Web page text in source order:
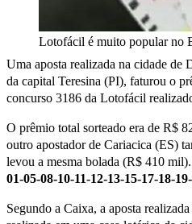
Lotofácil é muito popular no
Uma aposta realizada na cidade
da capital Teresina (PI), faturou o
concurso 3186 da Lotofácil
O prêmio total sorteado era de R$
outro apostador de Cariacica (ES)
levou a mesma bolada (R$ 410
01-05-08-10-11-12-13-15-17-18-
Segundo a Caixa, a aposta